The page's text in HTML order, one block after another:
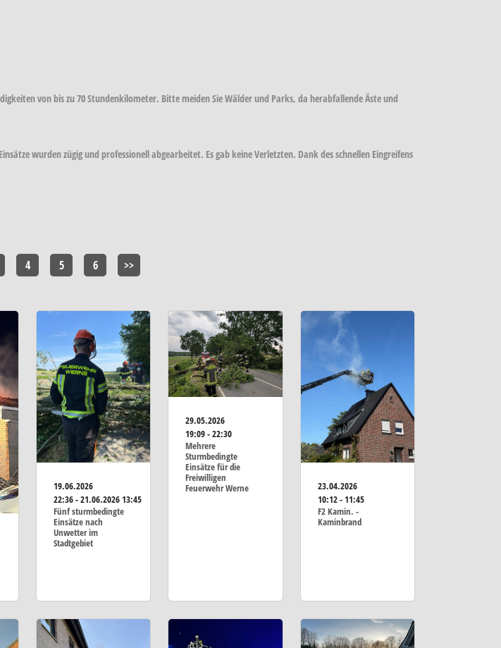
von bis zu 70 Stundenkilometer. Bitte meiden Sie Wälder und Parks, da herabfallende Äste und
wurden zügig und professionell abgearbeitet. Es gab keine Verletzten. Dank des schnellen Eingreifens
4 5 6 >>
19.06.2026
22:36 - 21.06.2026 13:45
Fünf sturmbedingte
Einsätze nach
Unwetter im
Stadtgebiet
29.05.2026
19:09 - 22:30
Mehrere
Sturmbedingte
Einsätze für die
Freiwilligen
Feuerwehr Werne
23.04.2026
10:12 - 11:45
F2 Kamin. -
Kaminbrand